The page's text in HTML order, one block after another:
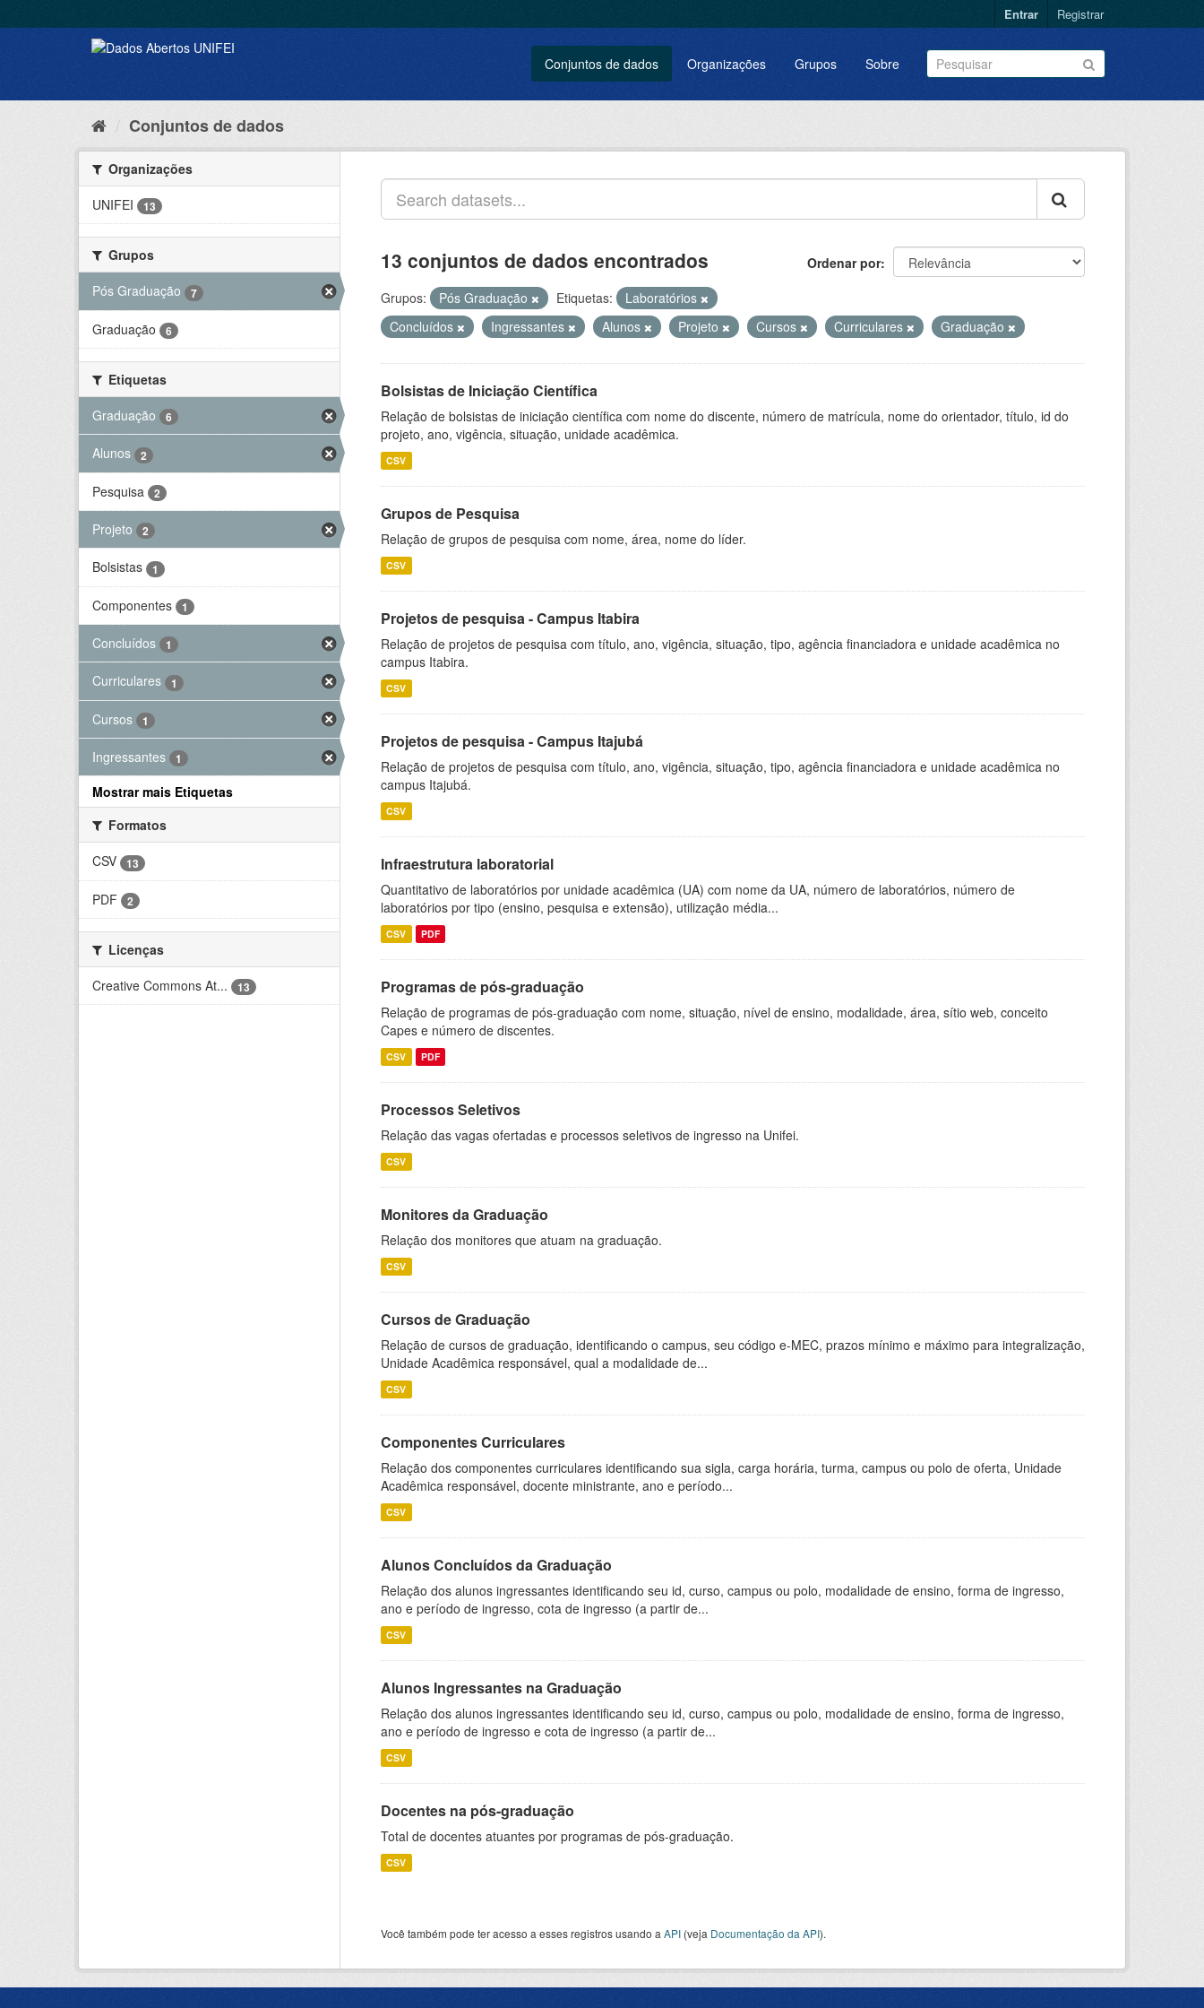
Entrar Registrar
Conjuntos de dados Organizações Grupos Sobre
Conjuntos de dados
Organizações
UNIFEI
13
Grupos
Pós Graduação
7
Graduação 6
Etiquetas
Graduação
6
Alunos 2
Pesquisa 2
Projeto 2
Bolsistas 1
Componentes 1
Concluídos 1
Curriculares 1
Cursos 1
Ingressantes 1
Mostrar mais Etiquetas
Formatos
CSV
13
PDF 2
Licenças
Creative Commons At...
13
Ordenar por
13 conjuntos de dados encontrados
Grupos: Pós Graduação Etiquetas:
Laboratórios
Concluídos
Ingressantes Alunos Projeto Cursos Curriculares Graduação
Bolsistas de Iniciação Científica
Relação de bolsistas de iniciação científica com nome do discente, número de matrícula, nome do orientador, título, id do
projeto, ano, vigência, situação, unidade acadêmica.
CSV
Grupos de Pesquisa
Relação de grupos de pesquisa com nome, área, nome do líder.
CSV
Projetos de pesquisa - Campus Itabira
Relação de projetos de pesquisa com título, ano, vigência, situação, tipo, agência financiadora e unidade acadêmica no
campus Itabira.
CSV
Projetos de pesquisa - Campus Itajubá
Relação de projetos de pesquisa com título, ano, vigência, situação, tipo, agência financiadora e unidade acadêmica no
campus Itajubá.
CSV
Infraestrutura laboratorial
Quantitativo de laboratórios por unidade acadêmica (UA) com nome da UA, número de laboratórios, número de
laboratórios por tipo (ensino, pesquisa e extensão), utilização média...
CSV PDF
Programas de pós-graduação
Relação de programas de pós-graduação com nome, situação, nível de ensino, modalidade, área, sítio web, conceito
Capes e número de discentes.
CSV PDF
Processos Seletivos
Relação das vagas ofertadas e processos seletivos de ingresso na Unifei.
CSV
Monitores da Graduação
Relação dos monitores que atuam na graduação.
CSV
Cursos de Graduação
Relação de cursos de graduação, identificando o campus, seu código e-MEC, prazos mínimo e máximo para integralização,
Unidade Acadêmica responsável, qual a modalidade de...
CSV
Componentes Curriculares
Relação dos componentes curriculares identificando sua sigla, carga horária, turma, campus ou polo de oferta, Unidade
Acadêmica responsável, docente ministrante, ano e período...
CSV
Alunos Concluídos da Graduação
Relação dos alunos ingressantes identificando seu id, curso, campus ou polo, modalidade de ensino, forma de ingresso,
ano e período de ingresso, cota de ingresso (a partir de...
CSV
Alunos Ingressantes na Graduação
Relação dos alunos ingressantes identificando seu id, curso, campus ou polo, modalidade de ensino, forma de ingresso,
ano e período de ingresso e cota de ingresso (a partir de...
CSV
Docentes na pós-graduação
Total de docentes atuantes por programas de pós-graduação.
CSV
Você também pode ter acesso a esses registros usando a API (veja Documentação da API).